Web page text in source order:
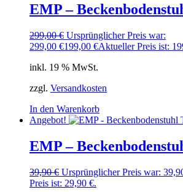
EMP –
299,00€ Ursprünglicher Preis war:
299,00 €199,00 €Aktueller Preis ist:
inkl. 19 % MwSt.
zzgl. Versandkosten
In den Warenkorb
Angebot!
EMP –
39,90€ Ursprünglicher Preis war:
Preis ist: 29,90 €.